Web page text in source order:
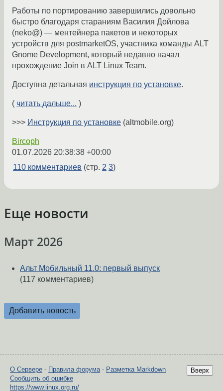
Работы по портированию завершились довольно
быстро благодаря стараниям Василия Дойлова
(neko@) — ментейнера пакетов и некоторых
устройств для postmarketOS, участника команды ALT
Gnome Development, который недавно начал
прохождение Join в ALT Linux Team.
Доступна детальная инструкция по установке.
( читать дальше... )
>>> Инструкция по установке (altmobile.org)
Bircoph
01.07.2026 20:38:38 +00:00
110 комментариев (стр. 2 3)
Еще новости
Март 2026
Альт Мобильный 11.0: первый выпуск
(117 комментариев)
Добавить новость
Вверх
О Сервере - Правила форума- Разметка Markdown
Сообщить об ошибке
https://www.linux.org.ru/